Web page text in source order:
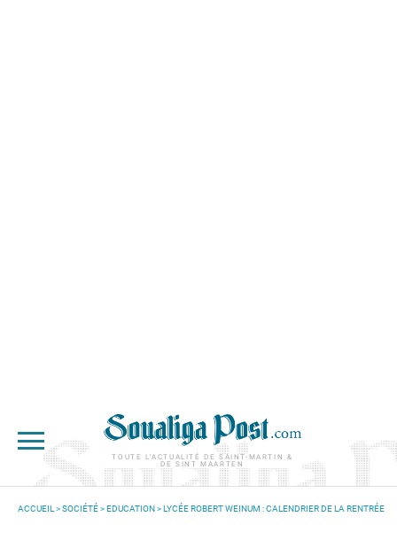
TOUTE L'ACTUALITÉ DE SAINT-MARTIN &
DE SINT MAARTEN
ACCUEIL >SOCIÉTÉ>EDUCATION> LYCÉE ROBERT WEINUM : CALENDRIER DE LA RENTRÉE